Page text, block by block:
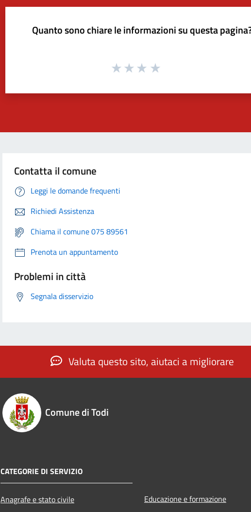
Quanto sono chiare le informazioni su questa
Contatta il comune
Leggi le domande frequenti
Richiedi Assistenza
Chiama il comune 075 89561
Prenota un appuntamento
Problemi in città
Segnala disservizio
Valuta questo sito, aiutaci a migliorare
Comune di Todi
CATEGORIE DI SERVIZIO
Anagrafe e stato civile
Educazione e formazione